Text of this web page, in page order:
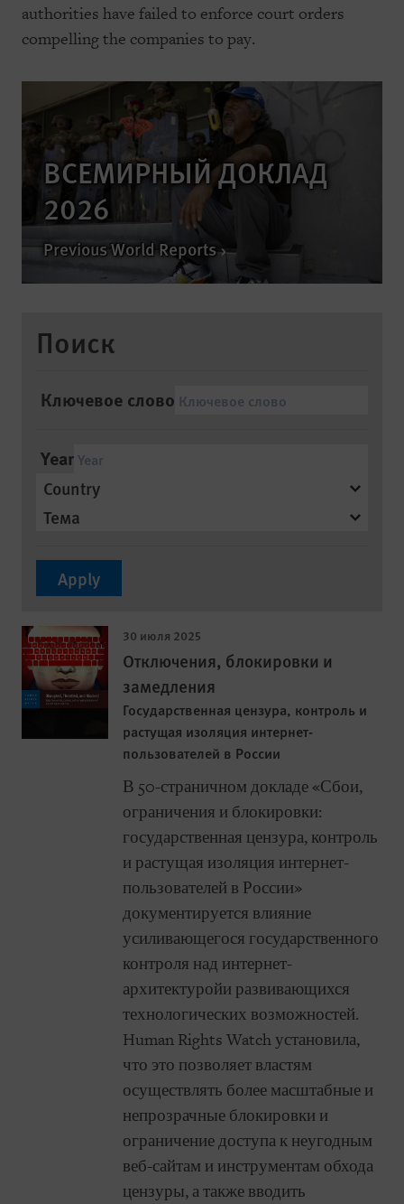
authorities have failed to enforce court orders
compelling the companies to pay.
ВСЕМИРНЫЙ ДОКЛАД
2026
Previous World Reports
Поиск
Ключевое слово
Year
Country
Тема
30 июля 2025
Отключения, блокировки и
замедления
Государственная цензура, контроль и
растущая изоляция интернет-
пользователей в России
В 50-страничном докладе «Сбои,
ограничения и блокировки:
государственная цензура, контроль
и растущая изоляция интернет-
пользователей в России»
документируется влияние
усиливающегося государственного
контроля над интернет-
архитектуройи развивающихся
технологических возможностей.
Human Rights Watch установила,
что это позволяет властям
осуществлять более масштабные и
непрозрачные блокировки и
ограничение доступа к неугодным
веб-сайтам и инструментам обхода
цензуры, а также вводить